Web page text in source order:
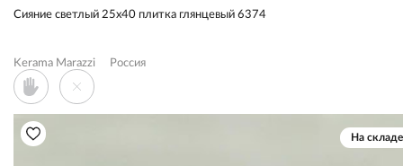
Сияние светлый 25x40 плитка глянцевый 6374
Kerama Marazzi Россия
На складе